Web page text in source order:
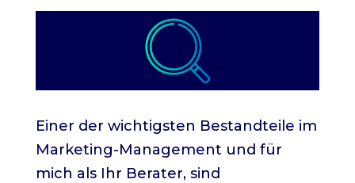
Einer der wichtigsten Bestandteile im
Marketing-Management und für
mich als Ihr Berater, sind